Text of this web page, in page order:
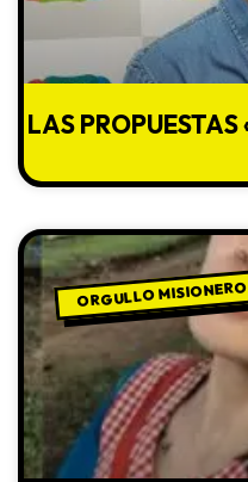
LAS
ORGULLO MISIONERO